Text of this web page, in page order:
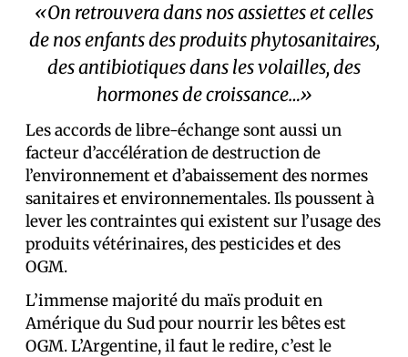
«On retrouvera dans nos assiettes et celles
de nos enfants des produits phytosanitaires,
des antibiotiques dans les volailles, des
hormones de croissance…»
Les accords de libre-échange sont aussi un
facteur d’accélération de destruction de
l’environnement et d’abaissement des normes
sanitaires et environnementales. Ils poussent à
lever les contraintes qui existent sur l’usage des
produits vétérinaires, des pesticides et des
OGM.
L’immense majorité du maïs produit en
Amérique du Sud pour nourrir les bêtes est
OGM. L’Argentine, il faut le redire, c’est le